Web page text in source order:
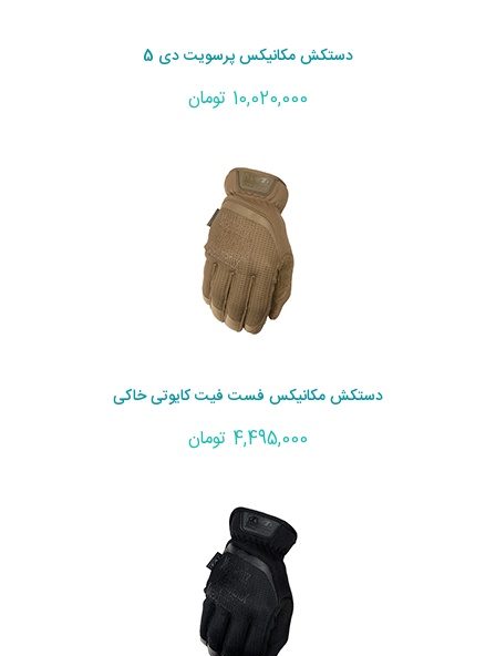
دستکش مکانیکس پرسویت دی 5
10,020,000 تومان
دستکش مکانیکس فست فیت کایوتی خاکی
4,495,000 تومان